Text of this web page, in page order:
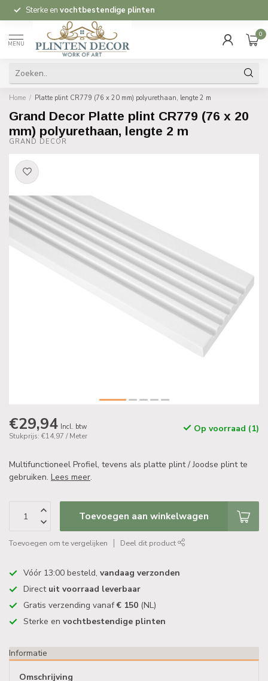
Sterke en vochtbestendige plinten
MENU
0
Home / Platte plint CR779 (76 x 20 mm) polyurethaan, lengte 2 m
Grand Decor Platte plint CR779 (76 x 20
mm) polyurethaan, lengte 2 m
GRAND DECOR
€29,94 Incl. btw
Stukprijs: €14,97 / Meter
Op voorraad (1)
Multifunctioneel Profiel, tevens als platte plint / Joodse plint te
gebruiken. Lees meer.
Toevoegen aan winkelwagen
Toevoegen om te vergelijken Deel dit product
Vóór 13:00 besteld, vandaag verzonden
Direct uit voorraad leverbaar
Gratis verzending vanaf€ 150 (NL)
Sterke en vochtbestendige plinten
Informatie
Omschrijving